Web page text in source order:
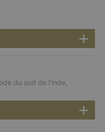
du sud de l'inde,